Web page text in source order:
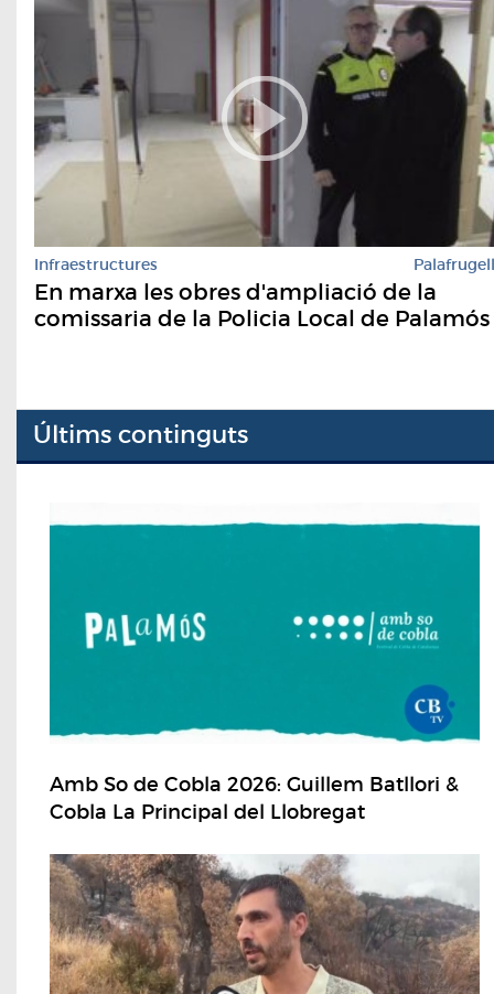
Infraestructures Palafrugell
En marxa les obres d'ampliació de la
comissaria de la Policia Local de Palamós
Últims continguts
Amb So de Cobla 2026: Guillem Batllori &
Cobla La Principal del Llobregat